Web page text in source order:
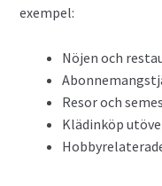
exempel:
Nöjen och
Resor och
Klädinköp